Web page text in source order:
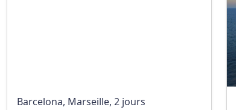
Barcelona, Marseille, 2 jours